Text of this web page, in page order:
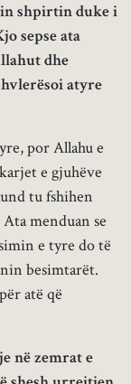
shpirtin duke i
sepse ata
dhe
atyre
por Allahu e
e gjuhëve
tu fshihen
menduan se
e tyre do të
besimtarët.
atë që
në zemrat e